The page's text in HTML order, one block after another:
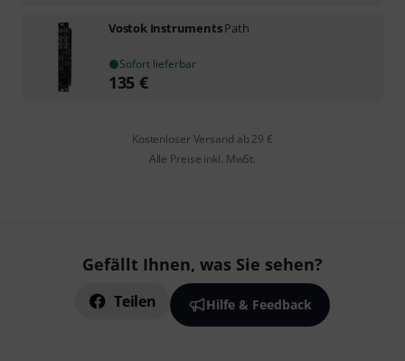
Vostok InstrumentsPath
Sofort lieferbar
135 €
Kostenloser Versand ab 29 €
Alle Preise inkl. MwSt.
Gefällt Ihnen, was Sie sehen?
Teilen Hilfe & Feedback